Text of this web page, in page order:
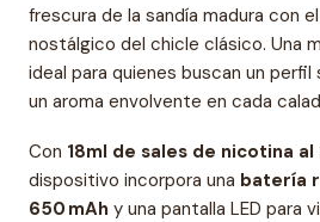
frescura de la sandía madura con
nostálgico del chicle clásico. Una
ideal para quienes buscan un
un aroma envolvente en cada
Con 18ml de sales de nicotina al
dispositivo incorpora una batería
650 mAh y una pantalla LED para